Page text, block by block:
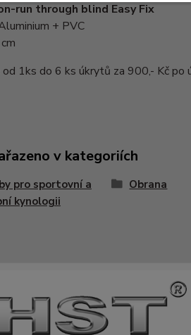
run through blind Easy Fix
+ PVC
1ks do 6 ks úkrytů za 900,- Kč
v kategoriích
pro sportovní a
kynologii
Obrana